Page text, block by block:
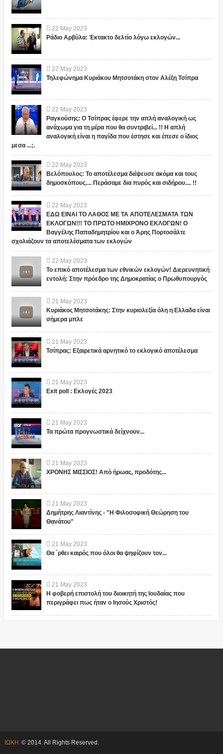
22 May 2023
Ράδιο Αρβύλα: Έκτακτο δελτίο λόγω εκλογών...
22 May 2023
Τηλεφώνημα Κυριάκου Μητσοτάκη στον Αλέξη Τσίπρα
22 May 2023
Ραγκούσης: Ο Τσίπρας έφερε την απλή αναλογική ως
ανάχωμα για τη μέρα που θα συντριβεί... !! Η απλή
αναλογική είναι η παγίδα που έστησε και έπεσε ο ίδιος
μεσα ...;.
22 May 2023
Βελόπουλος: Το αποτέλεσμα διέψευσε ακόμα και τους
δημοσκόπους.... Περάσαμε δια πυρός και σιδήρου.... !!
22 May 2023
ΕΔΩ ΕΙΝΑΙ ΤΟ ΛΑΘΟΣ ΜΕ ΤΑ ΑΠΟΤΕΛΕΣΜΑΤΑ ΤΩΝ
ΕΚΛΟΓΩΝ!!! ΤΟ ΠΡΩΤΟ ΗΜΙΧΡΟΝΟ ΕΚΛΟΓΩΝ! Ο
Βαγγέλης Παπαδημητρίου και ο Άρης Πορτοσάλτε
σχολιάζουν τα αποτελέσματα των εκλογών
22 May 2023
Το επικό αποτέλεσμα των εθνικών εκλογών! Διερευνητική
εντολή: Στην πρόεδρο της Δημοκρατίας ο Πρωθυπουργός
21 May 2023
Κυριάκος Μητσοτάκης: Στην κυριολεξία όλη η Ελλαδα είναι
σήμερα μπλε
21 May 2023
Τσίπρας: Εξαιρετικά αρνητικό το εκλογικό αποτέλεσμα
21 May 2023
Exit poll : Εκλογές 2023
21 May 2023
Τα πρώτα προγνωστικά δείχνουν...
21 May 2023
ΧΡΟΝΗΣ ΜΙΣΣΙΟΣ! Από ήρωας, προδότης...
21 May 2023
Δημήτρης Λιαντίνης - "Η Φιλοσοφική Θεώρηση του
Θανάτου"
21 May 2023
Θα ΄ρθει καιρός που όλοι θα ψηφίζουν τον...
21 May 2023
Η φοβερή επιστολή του διοικητή της Ιουδαίας που
περιγράφει πως ήταν ο Ιησούς Χριστός!
ΙΩΚΗ © 2014. All Rights Reserved.